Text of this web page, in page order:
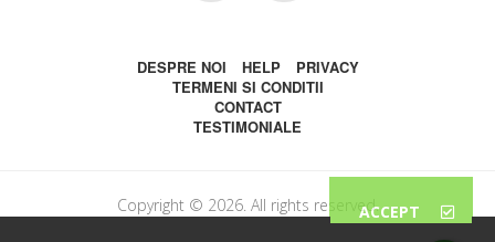
DESPRE NOI HELP
PRIVACY
TERMENI SI CONDITII
CONTACT
TESTIMONIALE
Copyright © 2026. All rights reserved.ACCEPT